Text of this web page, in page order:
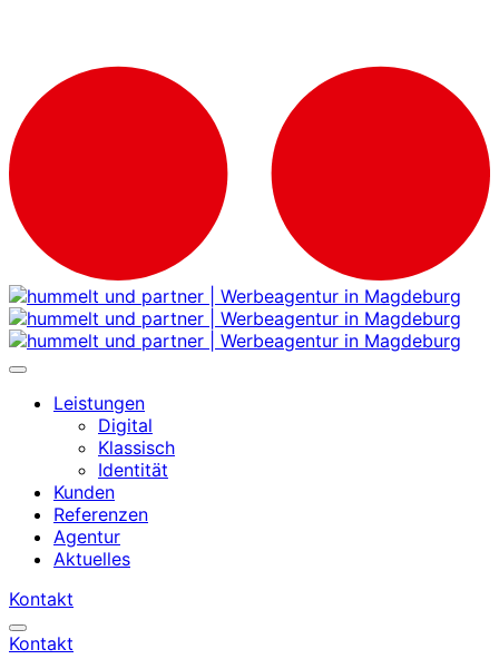
Leistungen
Digital
Klassisch
Identität
Kunden
Referenzen
Agentur
Aktuelles
Kontakt
Kontakt